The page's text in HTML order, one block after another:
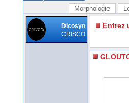
Morphologie
Dicosyn
CRISCO
Entrez